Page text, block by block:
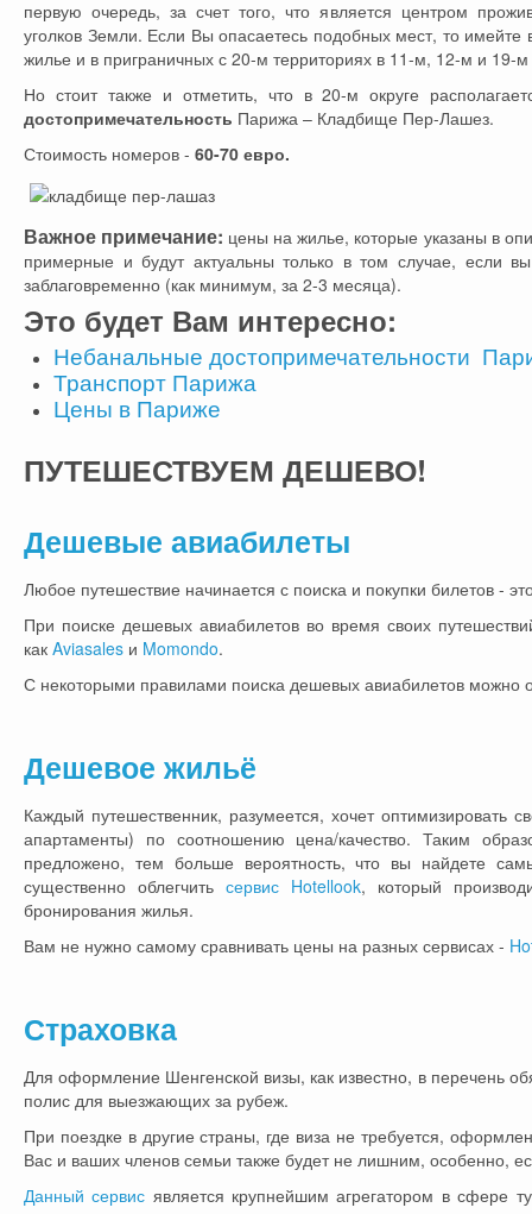
первую очередь, за счет того, что является центром
уголков Земли. Если Вы опасаетесь подобных мест, то имейте
жилье и в приграничных с 20-м территориях в 11-м, 12-м и 19-м
Но стоит также и отметить, что в 20-м округе
достопримечательность Парижа – Кладбище Пер-Лашез.
Стоимость номеров - 60-70 евро.
Важное примечание: цены на жилье, которые указаны в
примерные и будут актуальны только в том случае, если
заблаговременно (как минимум, за 2-3 месяца).
Это будет Вам интересно:
Небанальные достопримечательности
Транспорт Парижа
Цены в Париже
ПУТЕШЕСТВУЕМ ДЕШЕВО!
Дешевые авиабилеты
Любое путешествие начинается с поиска и покупки билетов -
При поиске дешевых авиабилетов во время своих
как Aviasales и Momondo.
С некоторыми правилами поиска дешевых авиабилетов можно
Дешевое жильё
Каждый путешественник, разумеется, хочет оптимизировать
апартаменты) по соотношению цена/качество. Таким
предложено, тем больше вероятность, что вы найдете
существенно облегчить сервис Hotellook, который
бронирования жилья.
Вам не нужно самому сравнивать цены на разных сервисах -
Страховка
Для оформление Шенгенской визы, как известно, в перечень
полис для выезжающих за рубеж.
При поездке в другие страны, где виза не требуется,
Вас и ваших членов семьи также будет не лишним, особенно,
Данный сервис является крупнейшим агрегатором в сфере